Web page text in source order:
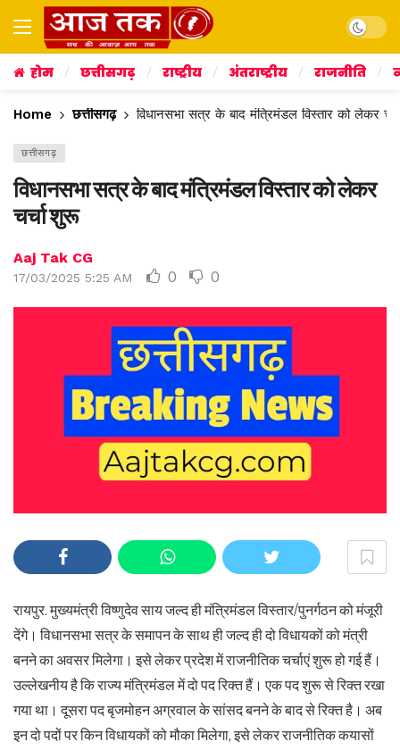
Dark
होम छत्तीसगढ़ राष्ट्रीय अंतराष्ट्रीय राजनीति
Home छत्तीसगढ़ विधानसभा सत्र के बाद मंत्रिमंडल विस्तार को लेकर
छत्तीसगढ़
विधानसभा सत्र के बाद मंत्रिमंडल विस्तार को लेकर
चर्चा शुरू
Aaj Tak CG
17/03/2025 5:25 AM 0 0
रायपुर. मुख्यमंत्री विष्णुदेव साय जल्द ही मंत्रिमंडल विस्तार/पुनर्गठन को मंजूरी
देंगे। विधानसभा सत्र के समापन के साथ ही जल्द ही दो विधायकों को मंत्री
बनने का अवसर मिलेगा। इसे लेकर प्रदेश में राजनीतिक चर्चाएं शुरू हो गई हैं।
उल्लेखनीय है कि राज्य मंत्रिमंडल में दो पद रिक्त हैं। एक पद शुरू से रिक्त रखा
गया था। दूसरा पद बृजमोहन अग्रवाल के सांसद बनने के बाद से रिक्त है। अब
इन दो पदों पर किन विधायकों को मौका मिलेगा, इसे लेकर राजनीतिक कयासों